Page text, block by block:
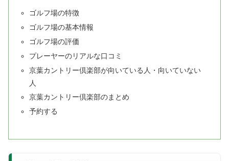
ゴルフ場の特徴
ゴルフ場の基本情報
ゴルフ場の評価
プレーヤーのリアルな口コミ
京葉カントリー倶楽部が向いている人・向いていない
人
京葉カントリー倶楽部のまとめ
予約する